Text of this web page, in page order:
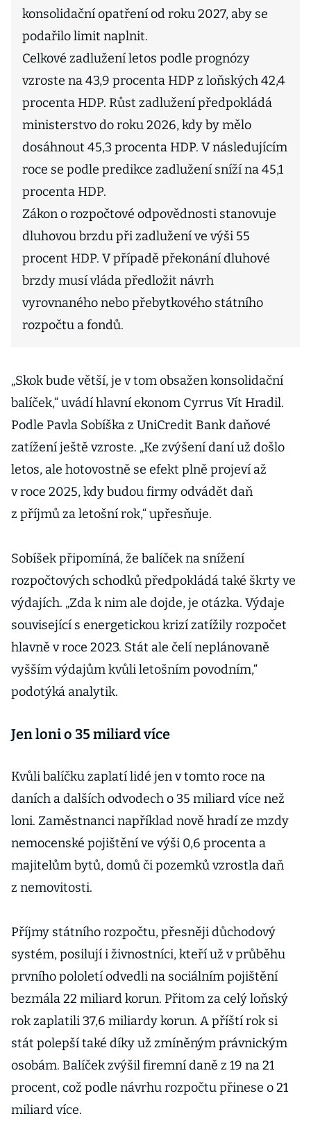
konsolidační opatření od roku 2027, aby se
podařilo limit naplnit.
Celkové zadlužení letos podle prognózy
vzroste na 43,9 procenta HDP z loňských 42,4
procenta HDP. Růst zadlužení předpokládá
ministerstvo do roku 2026, kdy by mělo
dosáhnout 45,3 procenta HDP. V následujícím
roce se podle predikce zadlužení sníží na 45,1
procenta HDP.
Zákon o rozpočtové odpovědnosti stanovuje
dluhovou brzdu při zadlužení ve výši 55
procent HDP. V případě překonání dluhové
brzdy musí vláda předložit návrh
vyrovnaného nebo přebytkového státního
rozpočtu a fondů.
„Skok bude větší, je v tom obsažen konsolidační
balíček,“ uvádí hlavní ekonom Cyrrus Vít Hradil.
Podle Pavla Sobíška z UniCredit Bank daňové
zatížení ještě vzroste. „Ke zvýšení daní už došlo
letos, ale hotovostně se efekt plně projeví až
v roce 2025, kdy budou firmy odvádět daň
z příjmů za letošní rok,“ upřesňuje.
Sobíšek připomíná, že balíček na snížení
rozpočtových schodků předpokládá také škrty ve
výdajích. „Zda k nim ale dojde, je otázka. Výdaje
související s energetickou krizí zatížily rozpočet
hlavně v roce 2023. Stát ale čelí neplánovaně
vyšším výdajům kvůli letošním povodním,“
podotýká analytik.
Jen loni o 35 miliard více
Kvůli balíčku zaplatí lidé jen v tomto roce na
daních a dalších odvodech o 35 miliard více než
loni. Zaměstnanci například nově hradí ze mzdy
nemocenské pojištění ve výši 0,6 procenta a
majitelům bytů, domů či pozemků vzrostla daň
z nemovitosti.
Příjmy státního rozpočtu, přesněji důchodový
systém, posilují i živnostníci, kteří už v průběhu
prvního pololetí odvedli na sociálním pojištění
bezmála 22 miliard korun. Přitom za celý loňský
rok zaplatili 37,6 miliardy korun. A příští rok si
stát polepší také díky už zmíněným právnickým
osobám. Balíček zvýšil firemní daně z 19 na 21
procent, což podle návrhu rozpočtu přinese o 21
miliard více.